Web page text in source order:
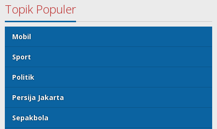
Topik Populer
Mobil
Sport
Politik
Persija Jakarta
Sepakbola